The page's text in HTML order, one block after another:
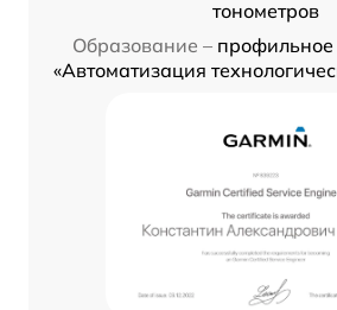
тонометров
Образование – профильное
«Автоматизация